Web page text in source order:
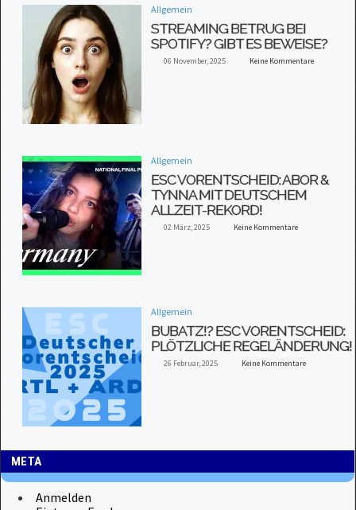
Allgemein
STREAMING BETRUG BEI
SPOTIFY? GIBT ES BEWEISE?
06 November, 2025 Keine Kommentare
Allgemein
ESC VORENTSCHEID: ABOR &
TYNNA MIT DEUTSCHEM
ALLZEIT-REKORD!
02 März, 2025 Keine Kommentare
Allgemein
BUBATZ!? ESC VORENTSCHEID:
PLÖTZLICHE REGELÄNDERUNG!
26 Februar, 2025 Keine Kommentare
META
Anmelden